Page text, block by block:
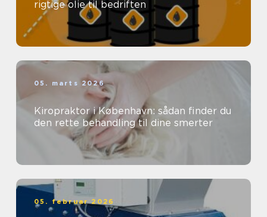
rigtige olie til bedriften
05. marts 2026
Kiropraktor i København: sådan finder du
den rette behandling til dine smerter
05. februar 2026